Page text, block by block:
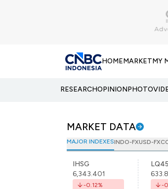
HOMEMARKETMY
RESEARCHOPINIONPHOTO
MARKET DATA
MAJOR INDEXESINDO-FXUSD-FX
IHSG
6,343.401
-0.12%
LQ45
-